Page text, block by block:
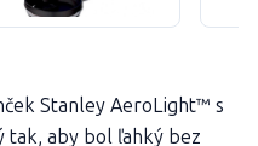
Stanley AeroLight™ s
tak, aby bol ľahký bez